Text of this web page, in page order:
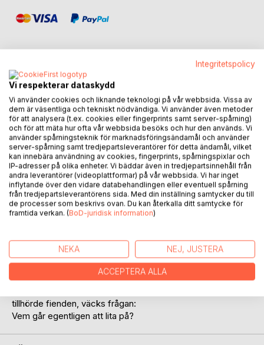
BESKRIVNING
Efter händelserna i Riggad spelplan tvingas Frank och Elinor
lämna allt bakom sig. De förs till en hemlig plats, dold djupt
inom Försvarsmaktens mest skyddade domäner - en mörk
plats bara ett fåtal individer känner till och än färre får
besöka.
Där, i skuggorna av det officiella Sverige, samlas en brokig
grupp civila rekryterade för ett enda syfte: att stoppa en
pågående statskupp innan den bryter sönder landet inifrån.
spelet, men priset är högre än han kunnat föreställa sig.
Det nät av lögner som tidigare spunnits runt honom börjar
spricka. Allianser skiftar. Förtroenden rämnar. Och när Frank
tillhörde fienden, väcks frågan:
Vem går egentligen att lita på?
Integritetspolicy
Vi respekterar dataskydd
Vi använder cookies och liknande teknologi på vår webbsida. Vissa av
dem är väsentliga och tekniskt nödvändiga. Vi använder även metoder
för att analysera (t.ex. cookies eller fingerprints samt server-spårning)
och för att mäta hur ofta vår webbsida besöks och hur den används. Vi
använder spårningsteknik för marknadsföringsändamål och använder
server-spårning samt tredjepartsleverantörer för detta ändamål, vilket
kan innebära användning av cookies, fingerprints, spårningspixlar och
IP-adresser på olika enheter. Vi bäddar även in tredjepartsinnehåll från
andra leverantörer (videoplattformar) på vår webbsida. Vi har inget
inflytande över den vidare databehandlingen eller eventuell spårning
från tredjepartsleverantörens sida. Med din inställning samtycker du till
de processer som beskrivs ovan. Du kan återkalla ditt samtycke för
framtida verkan. (BoD-juridisk information)
NEKA NEJ, JUSTERA
ACCEPTERA ALLA